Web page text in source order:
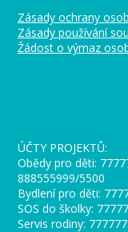
Zásady ochrany
Zásady používání
Žádost o výmaz
ÚČTY PROJEKTŮ:
Obědy pro děti:
888555999/5500
Bydlení pro děti:
SOS do školky:
Servis rodiny: